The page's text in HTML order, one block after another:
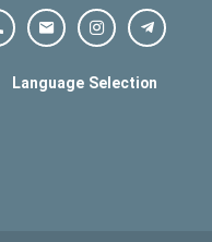
Language Selection